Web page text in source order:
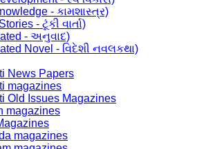
- કામશાસ્ત્ર)
- ટૂંકી વાર્તા)
- અનુવાદ)
Novel - વિદેશી નવલકથા)
News Papers
magazines
Old Issues Magazines
magazines
magazines